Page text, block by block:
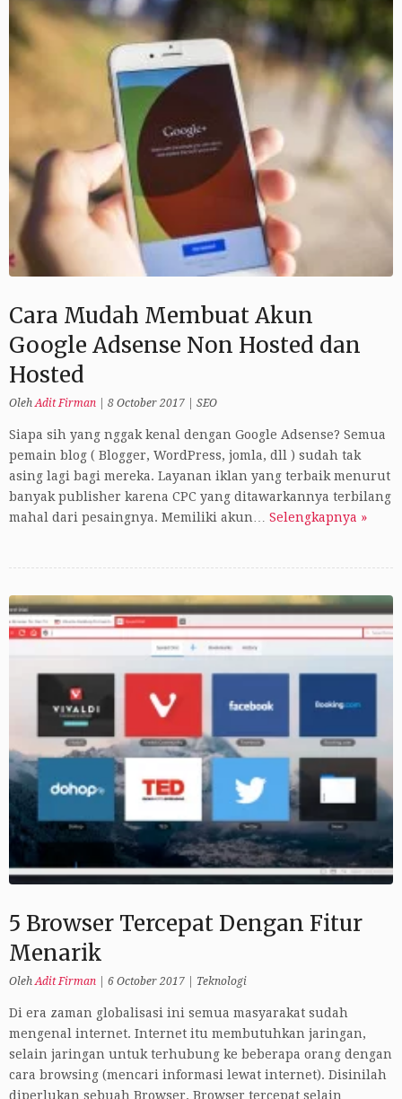
Cara Mudah Membuat Akun
Google Adsense Non Hosted dan
Hosted
OlehAdit Firman 8 October 2017 SEO
Siapa sih yang nggak kenal dengan Google Adsense? Semua
pemain blog ( Blogger, WordPress, jomla, dll ) sudah tak
asing lagi bagi mereka. Layanan iklan yang terbaik menurut
banyak publisher karena CPC yang ditawarkannya terbilang
mahal dari pesaingnya. Memiliki akun… Selengkapnya »
5 Browser Tercepat Dengan Fitur
Menarik
Oleh Adit Firman 6 October 2017 Teknologi
Di era zaman globalisasi ini semua masyarakat sudah
mengenal internet. Internet itu membutuhkan jaringan,
selain jaringan untuk terhubung ke beberapa orang dengan
cara browsing (mencari informasi lewat internet). Disinilah
diperlukan sebuah Browser. Browser tercepat selain